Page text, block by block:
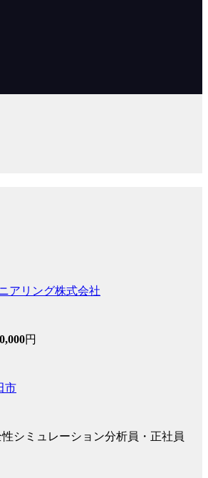
アリング株式会社
円
市
シミュレーション分析員・正社員